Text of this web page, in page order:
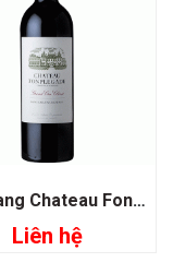
Rượu vang Chateau Fonplegade Grand Cru Classe
Liên hệ